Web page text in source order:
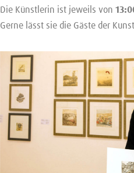
Die Künstlerin ist jeweils von
Gerne lässt sie die Gäste der